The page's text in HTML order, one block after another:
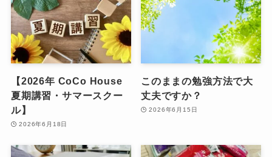
【2026年 CoCo House
夏期講習・サマースクー
ル】
2026年6月18日
このままの勉強方法で大
丈夫ですか？
2026年6月15日